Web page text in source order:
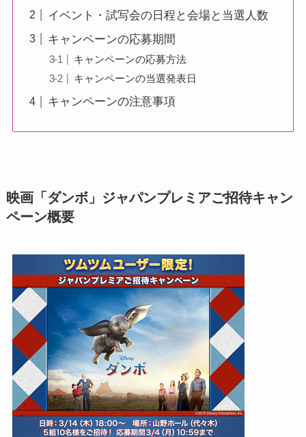
イベント・試写会の日程と会場と当選人数
キャンペーンの応募期間
キャンペーンの応募方法
キャンペーンの当選発表日
キャンペーンの注意事項
映画「ダンボ」ジャパンプレミアご招待キャン
ペーン概要